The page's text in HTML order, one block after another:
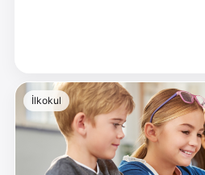
İlkokul